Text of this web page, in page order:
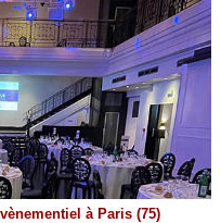
à Paris (75)